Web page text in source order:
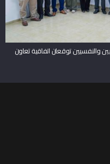
والنفسيين توقعان اتفاقية تعاون